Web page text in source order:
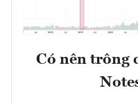
Có nên trông